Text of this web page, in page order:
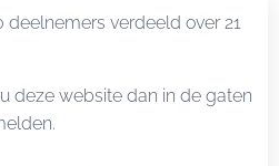
verdeeld over 21
deze website dan in de gaten